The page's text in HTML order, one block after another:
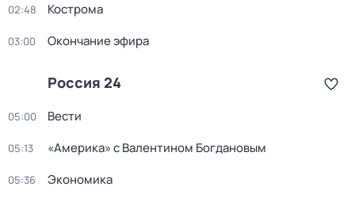
02:48 Кострома
03:00 Окончание эфира
Россия 24
05:00 Вести
05:13 «Америка» с Валентином Богдановым
05:36 Экономика